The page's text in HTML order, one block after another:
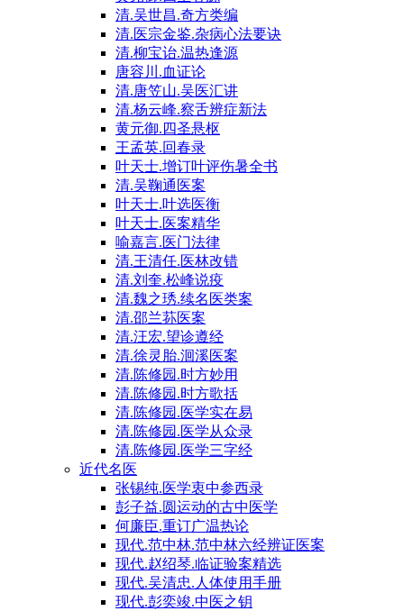
清.吴世昌.奇方类编
清.医宗金鉴.杂病心法要诀
清.柳宝诒.温热逢源
唐容川.血证论
清.唐笠山.吴医汇讲
清.杨云峰.察舌辨症新法
黄元御.四圣悬枢
王孟英.回春录
叶天士.增订叶评伤暑全书
清.吴鞠通医案
叶天士.叶选医衡
叶天士.医案精华
喻嘉言.医门法律
清.王清任.医林改错
清.刘奎.松峰说疫
清.魏之琇.续名医类案
清.邵兰荪医案
清.汪宏.望诊遵经
清.徐灵胎.洄溪医案
清.陈修园.时方妙用
清.陈修园.时方歌括
清.陈修园.医学实在易
清.陈修园.医学从众录
清.陈修园.医学三字经
近代名医
张锡纯.医学衷中参西录
彭子益.圆运动的古中医学
何廉臣.重订广温热论
现代.范中林.范中林六经辨证医案
现代.赵绍琴.临证验案精选
现代.吴清忠.人体使用手册
现代.彭奕竣.中医之钥